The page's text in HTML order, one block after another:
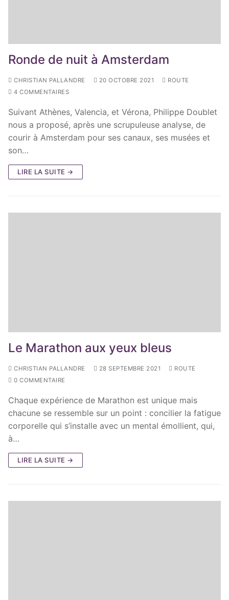
Ronde de nuit à Amsterdam
CHRISTIAN PALLANDRE 20 OCTOBRE 2021
ROUTE
4 COMMENTAIRES
Suivant Athènes, Valencia, et Vérona, Philippe Doublet
nous a proposé, après une scrupuleuse analyse, de
courir à Amsterdam pour ses canaux, ses musées et
son…
LIRE LA SUITE →
Le Marathon aux yeux bleus
CHRISTIAN PALLANDRE 28 SEPTEMBRE 2021
ROUTE
0 COMMENTAIRE
Chaque expérience de Marathon est unique mais
chacune se ressemble sur un point : concilier la fatigue
corporelle qui s’installe avec un mental émollient, qui,
à…
LIRE LA SUITE →